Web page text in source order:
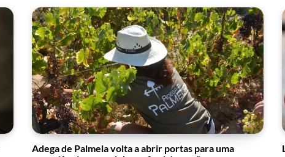
Adega de Palmela volta a abrir portas para uma